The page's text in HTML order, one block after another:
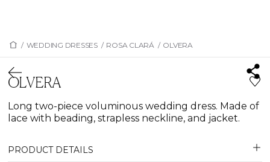
/ WEDDING DRESSES / ROSA CLARÁ / OLVERA
OLVERA
Long two-piece voluminous wedding dress. Made of
lace with beading, strapless neckline, and jacket.
PRODUCT DETAILS